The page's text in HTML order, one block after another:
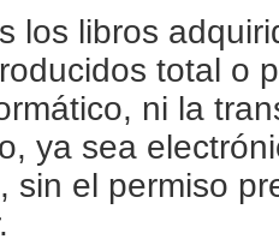
los libros
total o
ni la
ya sea
sin el permiso